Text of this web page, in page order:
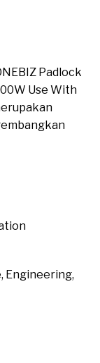
Padlock
Use With
Engineering,